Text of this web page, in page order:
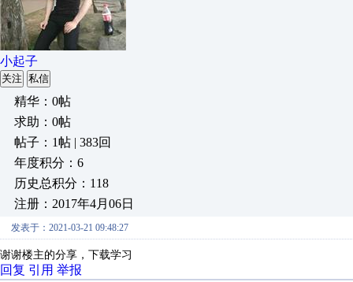
小起子
关注 私信
精华：0帖
求助：0帖
帖子：1帖 | 383回
年度积分：6
历史总积分：118
注册：2017年4月06日
发表于：2021-03-21 09:48:27
谢谢楼主的分享，下载学习
回复 引用 举报